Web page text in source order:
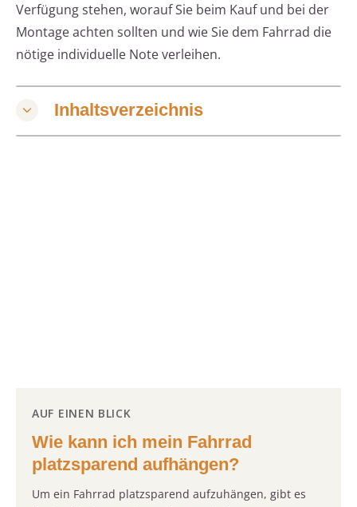
Verfügung stehen, worauf Sie beim Kauf und bei der
Montage achten sollten und wie Sie dem Fahrrad die
nötige individuelle Note verleihen.
Inhaltsverzeichnis
AUF EINEN BLICK
Wie kann ich mein Fahrrad
platzsparend aufhängen?
Um ein Fahrrad platzsparend aufzuhängen, gibt es